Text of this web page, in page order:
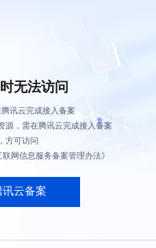
无法访问
讯云完成接入备案
源，需在腾讯云完成接入备案
方可访问
网信息服务备案管理办法》
讯云备案